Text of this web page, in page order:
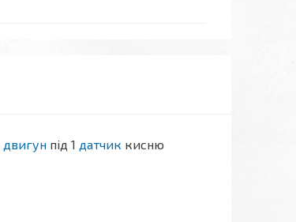
двигун під 1 датчик кисню